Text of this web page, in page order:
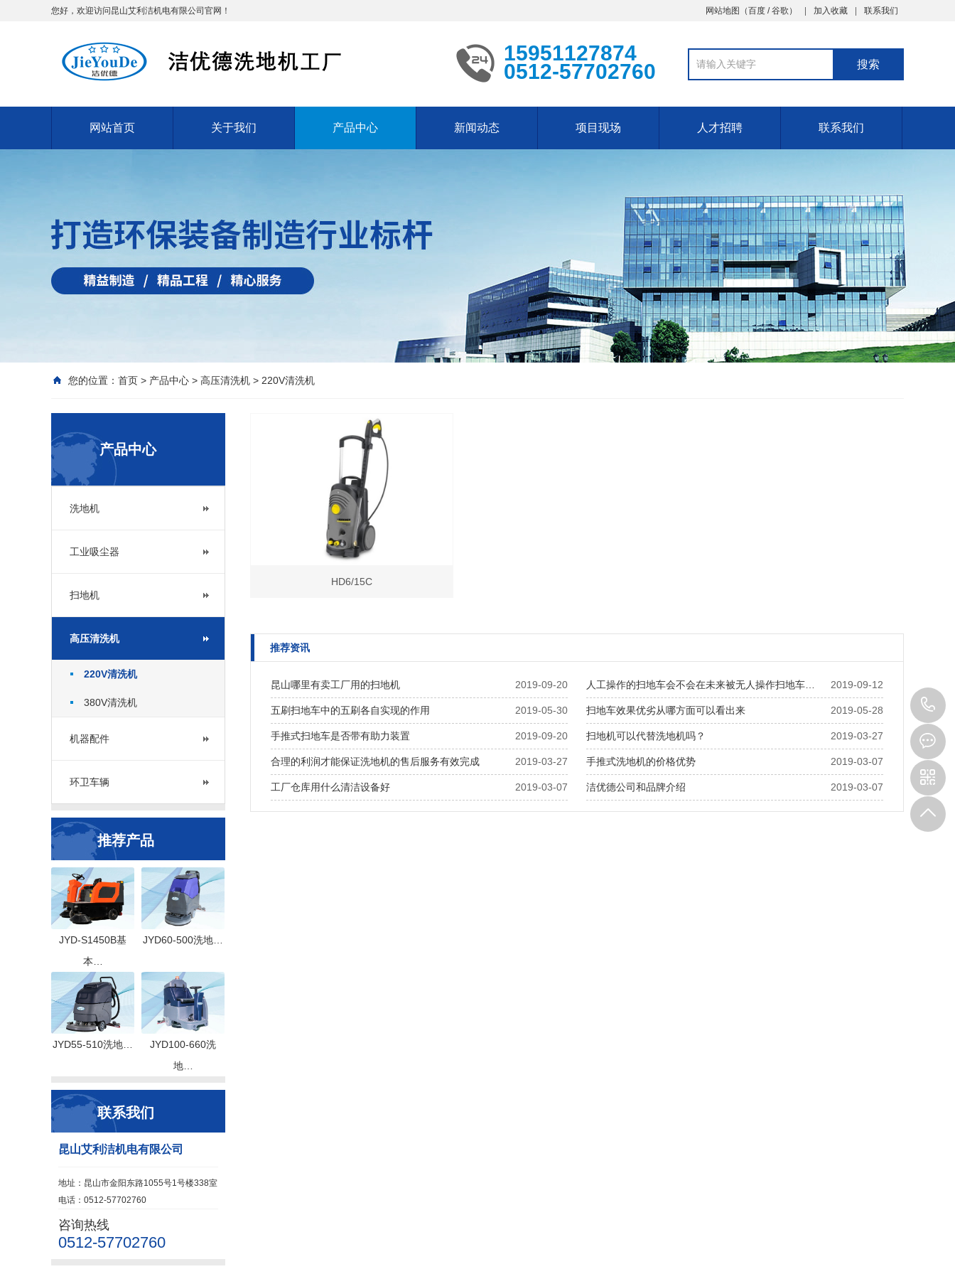
您好，欢迎访问昆山艾利洁机电有限公司官网！ 网站地图（百度 /谷歌 ） 加入收藏 联系我们
15951127874
0512-57702760
网站首页 关于我们 产品中心 新闻动态 项目现场 人才招聘 联系我们
您的位置： 首页 > 产品中心 > 高压清洗机 > 220V清洗机
产品中心
洗地机
工业吸尘器
扫地机
高压清洗机
220V清洗机
380V清洗机
机器配件
环卫车辆
推荐产品
JYD-S1450B基
本…
JYD60-500洗地…
JYD55-510洗地…
JYD100-660洗
地…
联系我们
昆山艾利洁机电有限公司
地址：昆山市金阳东路1055号1号楼338室
电话：0512-57702760
咨询热线
0512-57702760
HD6/15C
推荐资讯
2019-09-20
昆山哪里有卖工厂用的扫地机 2019-09-12
人工操作的扫地车会不会在未来被无人操作扫地车…
2019-05-30
五刷扫地车中的五刷各自实现的作用 2019-05-28
扫地车效果优劣从哪方面可以看出来
2019-09-20
手推式扫地车是否带有助力装置 2019-03-27
扫地机可以代替洗地机吗？
2019-03-27
合理的利润才能保证洗地机的售后服务有效完成 2019-03-07
手推式洗地机的价格优势
2019-03-07
工厂仓库用什么清洁设备好 2019-03-07
洁优德公司和品牌介绍